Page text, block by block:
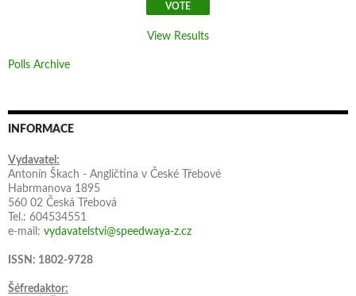
View Results
Polls Archive
INFORMACE
Vydavatel:
Antonín Škach - Angličtina v České Třebové
Habrmanova 1895
560 02 Česká Třebová
Tel.: 604534551
e-mail: vydavatelstvi@speedwaya-z.cz
ISSN: 1802-9728
Šéfredaktor: